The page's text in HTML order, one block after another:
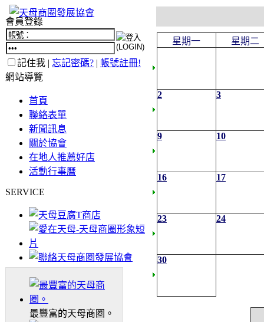
會員登錄
記住我 | 忘記密碼? | 帳號註冊!
網站導覽
首頁
聯絡表單
新聞訊息
關於協會
在地人推薦好店
活動行事曆
SERVICE
最豐富的天母商圈。
星期一 星期二
2 3
9 10
16 17
23 24
30